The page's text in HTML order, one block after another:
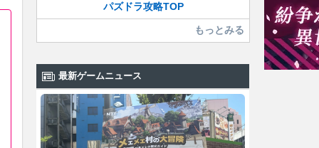
パズドラ攻略TOP
もっとみる
最新ゲームニュース